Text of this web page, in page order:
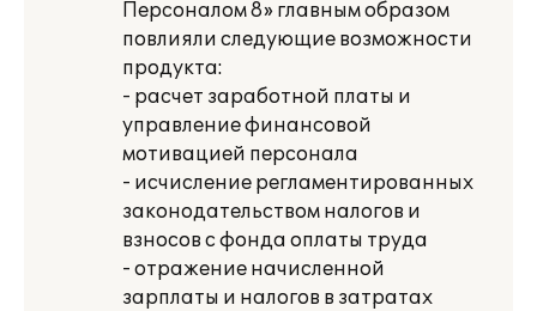
Персоналом 8» главным образом
повлияли следующие возможности
продукта:
- расчет заработной платы и
управление финансовой
мотивацией персонала
- исчисление регламентированных
законодательством налогов и
взносов с фонда оплаты труда
- отражение начисленной
зарплаты и налогов в затратах